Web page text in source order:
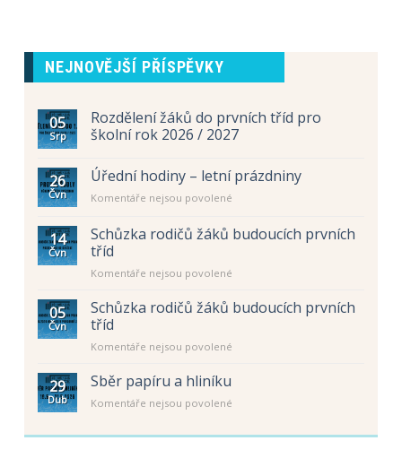
NEJNOVĚJŠÍ PŘÍSPĚVKY
05
Srp
Rozdělení žáků do prvních tříd pro
školní rok 2026 / 2027
26
Čvn
Úřední hodiny – letní prázdniny
Komentáře nejsou povolené
s
názvem
letní
14
Čvn
Schůzka rodičů žáků budoucích prvních
tříd
Komentáře nejsou povolené
s
05
Čvn
Schůzka rodičů žáků budoucích prvních
tříd
Komentáře nejsou povolené
žáků
29
Dub
Sběr papíru a hliníku
Komentáře nejsou povolené
s